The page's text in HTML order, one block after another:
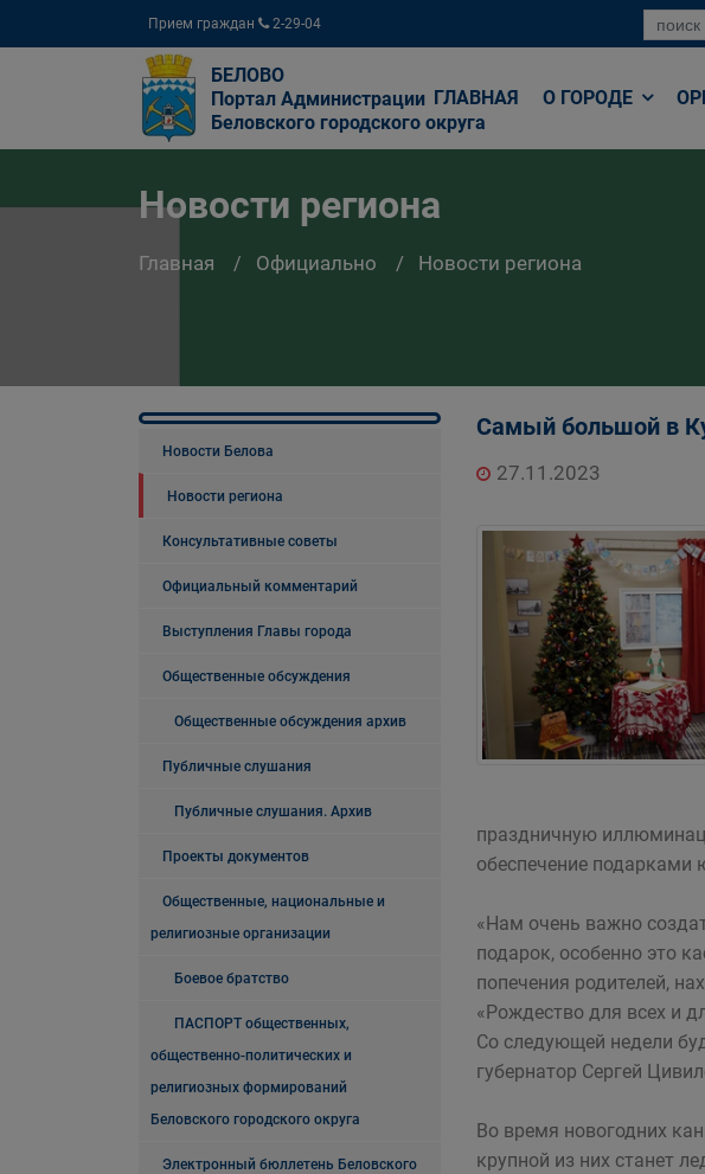
Прием граждан 2-29-04
БЕЛОВО
Портал Администрации
Беловского городского округа
ГЛАВНАЯ О ГОРОДЕ
Новости региона
Главная Официально Новости региона
Новости Белова
Новости региона
Консультативные советы
Официальный комментарий
Выступления Главы города
Общественные обсуждения
Общественные обсуждения архив
Публичные слушания
Публичные слушания. Архив
Проекты документов
Общественные, национальные и
религиозные организации
Боевое братство
ПАСПОРТ общественных,
общественно-политических и
религиозных формирований
Беловского городского округа
Электронный бюллетень Беловского
Самый большой в
27.11.2023
праздничную
обеспечение подарками
«Нам очень важно
подарок, особенно это
попечения родителей,
«Рождество для всех и
Со следующей недели
губернатор Сергей
Во время новогодних
крупной из них станет